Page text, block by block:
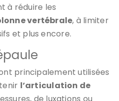
à réduire les
vertébrale, à limiter
et plus encore.
principalement utilisées
l’articulation de
de luxations ou